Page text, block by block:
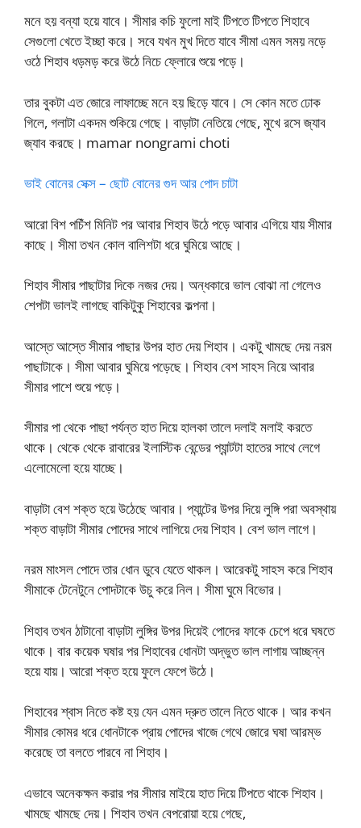
মনে হয় বন্যা হয়ে যাবে। সীমার কচি ফুলো মাই টিপতে টিপতে শিহাবে
সেগুলো খেতে ইচ্ছা করে। সবে যখন মুখ দিতে যাবে সীমা এমন সময় নড়ে
ওঠে শিহাব ধড়মড় করে উঠে নিচে ফ্লোরে শুয়ে পড়ে।
তার বুকটা এত জোরে লাফাচ্ছে মনে হয় ছিড়ে যাবে। সে কোন মতে ঢোক
গিলে, গলাটা একদম শুকিয়ে গেছে। বাড়াটা নেতিয়ে গেছে, মুখে রসে জ্যাব
জ্যাব করছে। mamar nongrami choti
ভাই বোনের সেক্স – ছোট বোনের গুদ আর পোদ চাটা
আরো বিশ পচিঁশ মিনিট পর আবার শিহাব উঠে পড়ে আবার এগিয়ে যায় সীমার
কাছে। সীমা তখন কোল বালিশটা ধরে ঘুমিয়ে আছে।
শিহাব সীমার পাছাটার দিকে নজর দেয়। অন্ধকারে ভাল বোঝা না গেলেও
শেপটা ভালই লাগছে বাকিটুকু শিহাবের কল্পনা।
আস্তে আস্তে সীমার পাছার উপর হাত দেয় শিহাব। একটু খামছে দেয় নরম
পাছাটাকে। সীমা আবার ঘুমিয়ে পড়েছে। শিহাব বেশ সাহস নিয়ে আবার
সীমার পাশে শুয়ে পড়ে।
সীমার পা থেকে পাছা পর্যন্ত হাত দিয়ে হালকা তালে দলাই মলাই করতে
থাকে। থেকে থেকে রাবারের ইলাস্টিক বেন্ডের প্যান্টটা হাতের সাথে লেগে
এলোমেলো হয়ে যাচ্ছে।
বাড়াটা বেশ শক্ত হয়ে উঠেছে আবার। প্যান্টের উপর দিয়ে লুঙ্গি পরা অবস্থায়
শক্ত বাড়াটা সীমার পোদের সাথে লাগিয়ে দেয় শিহাব। বেশ ভাল লাগে।
নরম মাংসল পোদে তার ধোন ডুবে যেতে থাকল। আরেকটু সাহস করে শিহাব
সীমাকে টেনেটুনে পোদটাকে উচু করে নিল। সীমা ঘুমে বিভোর।
শিহাব তখন ঠাটানো বাড়াটা লুঙ্গির উপর দিয়েই পোদের ফাকে চেপে ধরে ঘষতে
থাকে। বার কয়েক ঘষার পর শিহাবের ধোনটা অদ্ভুত ভাল লাগায় আচ্ছন্ন
হয়ে যায়। আরো শক্ত হয়ে ফুলে ফেপে উঠে।
শিহাবের শ্বাস নিতে কষ্ট হয় যেন এমন দ্রুত তালে নিতে থাকে। আর কখন
সীমার কোমর ধরে ধোনটাকে প্রায় পোদের খাজে গেথে জোরে ঘষা আরম্ভ
করেছে তা বলতে পারবে না শিহাব।
এভাবে অনেকক্ষন করার পর সীমার মাইয়ে হাত দিয়ে টিপতে থাকে শিহাব।
খামছে খামছে দেয়। শিহাব তখন বেপরোয়া হয়ে গেছে,